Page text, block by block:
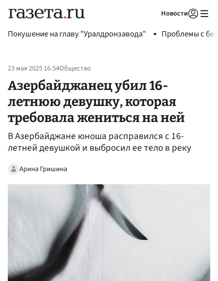
Новости
Покушение на главу "Уралдронзавода" Проблемы с
23 мая 2025 16:54Общество
Азербайджанец убил 16-
летнюю девушку, которая
требовала жениться на ней
В Азербайджане юноша расправился с 16-
летней девушкой и выбросил ее тело в реку
Арина Гришина